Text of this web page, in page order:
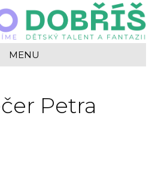
MENU
Petra